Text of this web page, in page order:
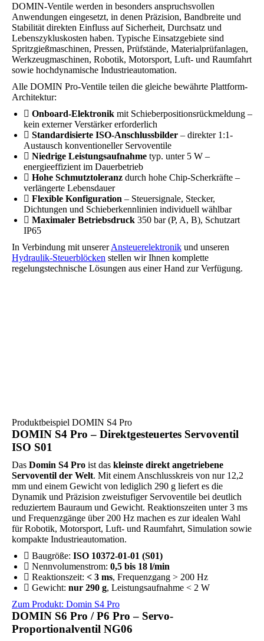
DOMIN-Ventile werden in besonders anspruchsvollen
Anwendungen eingesetzt, in denen Präzision, Bandbreite und
Stabilität direkten Einfluss auf Sicherheit, Durchsatz und
Lebenszykluskosten haben. Typische Einsatzgebiete sind
Spritzgießmaschinen, Pressen, Prüfstände, Materialprüfanlagen,
Werkzeugmaschinen, Robotik, Motorsport, Luft- und Raumfahrt
sowie hochdynamische Industrieautomation.
Alle DOMIN Pro-Ventile teilen die gleiche bewährte Plattform-
Architektur:
Onboard-Elektronik mit Schieberpositionsrückmeldung –
kein externer Verstärker erforderlich
Standardisierte ISO-Anschlussbilder – direkter 1:1-
Austausch konventioneller Servoventile
Niedrige Leistungsaufnahme typ. unter 5 W –
energieeffizient im Dauerbetrieb
Hohe Schmutztoleranz durch hohe Chip-Scherkräfte –
verlängerte Lebensdauer
Flexible Konfiguration – Steuersignale, Stecker,
Dichtungen und Schieberkennlinien individuell wählbar
Maximaler Betriebsdruck 350 bar (P, A, B), Schutzart
IP65
In Verbindung mit unsererAnsteuerelektronik und unseren
Hydraulik-Steuerblöcken stellen wir Ihnen komplette
regelungstechnische Lösungen aus einer Hand zur Verfügung.
Produktbeispiel DOMIN S4 Pro
DOMIN S4 Pro – Direktgesteuertes Servoventil
ISO S01
Das Domin S4 Pro ist das kleinste direkt angetriebene
Servoventil der Welt. Mit einem Anschlusskreis von nur 12,2
mm und einem Gewicht von lediglich 290 g liefert es die
Dynamik und Präzision zweistufiger Servoventile bei deutlich
reduziertem Bauraum und Gewicht. Reaktionszeiten unter 3 ms
und Frequenzgänge über 200 Hz machen es zur idealen Wahl
für Robotik, Motorsport, Luft- und Raumfahrt, Simulation sowie
kompakte Industrieautomation.
Baugröße: ISO 10372-01-01 (S01)
Nennvolumenstrom: 0,5 bis 18 l/min
Reaktionszeit: < 3 ms, Frequenzgang > 200 Hz
Gewicht: nur 290 g, Leistungsaufnahme < 2 W
Zum Produkt: Domin S4 Pro
DOMIN S6 Pro / P6 Pro – Servo-
Proportionalventil NG06